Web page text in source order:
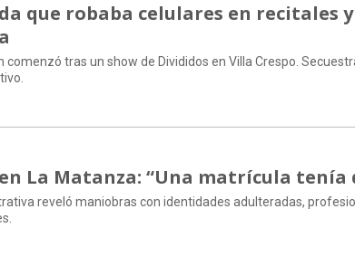
que robaba celulares en recitales
comenzó tras un show de Divididos en Villa Crespo.
La Matanza: “Una matrícula tenía
reveló maniobras con identidades adulteradas,